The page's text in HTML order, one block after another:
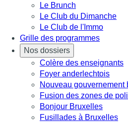
Le Brunch
Le Club du Dimanche
Le Club de l'Immo
Grille des programmes
Nos dossiers
Colère des enseignants
Foyer anderlechtois
Nouveau gouvernement
Fusion des zones de
Bonjour Bruxelles
Fusillades à Bruxelles